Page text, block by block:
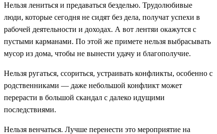
Нельзя лениться и предаваться безделью. Трудолюбивые
люди, которые сегодня не сидят без дела, получат успехи в
рабочей деятельности и доходах. А вот лентяи окажутся с
пустыми карманами. По этой же примете нельзя выбрасывать
мусор из дома, чтобы не вынести удачу и благополучие.
Нельзя ругаться, ссориться, устраивать конфликты, особенно с
родственниками — даже небольшой конфликт может
перерасти в большой скандал с далеко идущими
последствиями.
Нельзя венчаться. Лучше перенести это мероприятие на